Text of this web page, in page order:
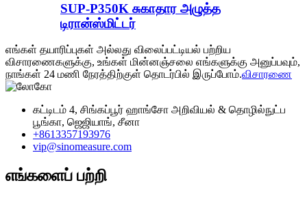
SUP-P350K சுகாதார அழுத்த
டிரான்ஸ்மிட்டர்
எங்கள் தயாரிப்புகள் அல்லது விலைப்பட்டியல் பற்றிய
விசாரணைகளுக்கு, உங்கள் மின்னஞ்சலை எங்களுக்கு அனுப்பவும்,
நாங்கள் 24 மணி நேரத்திற்குள் தொடர்பில் இருப்போம்.விசாரணை
கட்டிடம் 4, சிங்கப்பூர் ஹாங்சோ அறிவியல் & தொழில்நுட்ப
பூங்கா, ஜெஜியாங், சீனா
+8613357193976
vip@sinomeasure.com
எங்களைப் பற்றி